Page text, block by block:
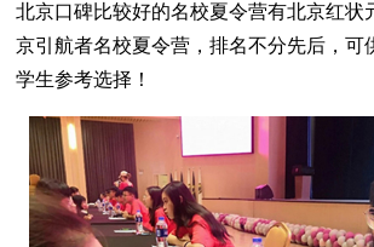
北京口碑比较好的名校夏令营有北京红状
京引航者名校夏令营，排名不分先后，可
学生参考选择！